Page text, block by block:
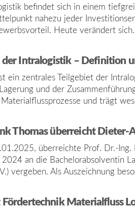
befindet sich in einem
nahezu jeder
Heute verändert
Intralogistik – Definition
ein zentrales Teilgebiet der
und der
und trägt
Thomas überreicht
überreichte Prof. Dr.-Ing.
an die Bachelorabsolventin
vergeben. Als Auszeichnung
Materialfluss